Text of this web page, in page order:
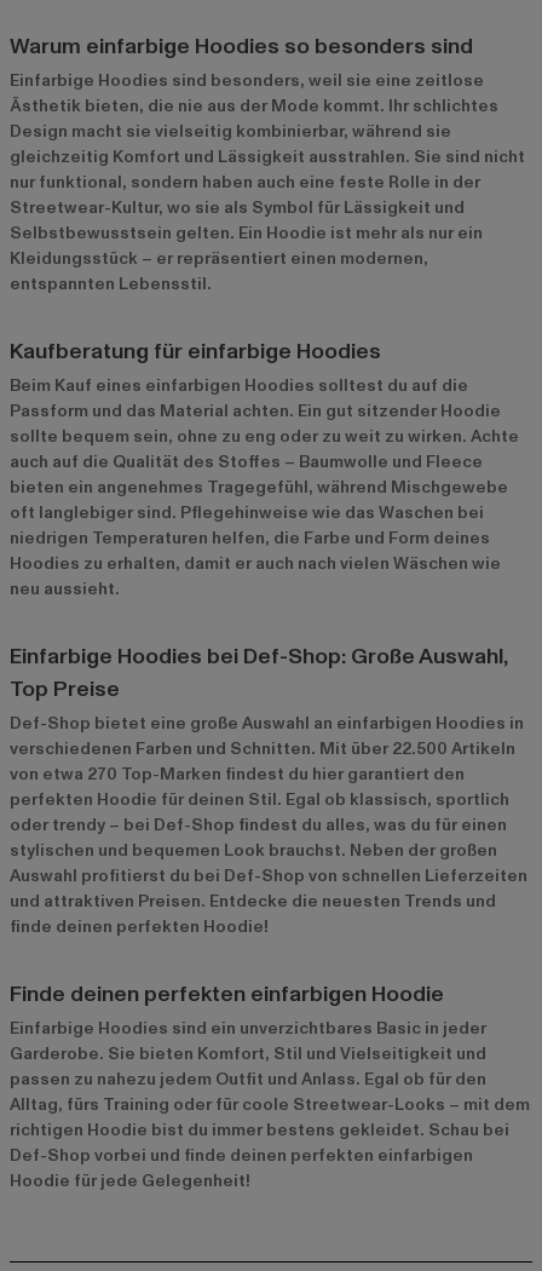
Warum einfarbige Hoodies so besonders sind
Einfarbige Hoodies sind besonders, weil sie eine zeitlose
Ästhetik bieten, die nie aus der Mode kommt. Ihr schlichtes
Design macht sie vielseitig kombinierbar, während sie
gleichzeitig Komfort und Lässigkeit ausstrahlen. Sie sind nicht
nur funktional, sondern haben auch eine feste Rolle in der
Streetwear-Kultur, wo sie als Symbol für Lässigkeit und
Selbstbewusstsein gelten. Ein Hoodie ist mehr als nur ein
Kleidungsstück – er repräsentiert einen modernen,
entspannten Lebensstil.
Kaufberatung für einfarbige Hoodies
Beim Kauf eines einfarbigen Hoodies solltest du auf die
Passform und das Material achten. Ein gut sitzender Hoodie
sollte bequem sein, ohne zu eng oder zu weit zu wirken. Achte
auch auf die Qualität des Stoffes – Baumwolle und Fleece
bieten ein angenehmes Tragegefühl, während Mischgewebe
oft langlebiger sind. Pflegehinweise wie das Waschen bei
niedrigen Temperaturen helfen, die Farbe und Form deines
Hoodies zu erhalten, damit er auch nach vielen Wäschen wie
neu aussieht.
Einfarbige Hoodies bei Def-Shop: Große Auswahl,
Top Preise
Def-Shop bietet eine große Auswahl an einfarbigen Hoodies in
verschiedenen Farben und Schnitten. Mit über 22.500 Artikeln
von etwa 270 Top-Marken findest du hier garantiert den
perfekten Hoodie für deinen Stil. Egal ob klassisch, sportlich
oder trendy – bei Def-Shop findest du alles, was du für einen
stylischen und bequemen Look brauchst. Neben der großen
Auswahl profitierst du bei Def-Shop von schnellen Lieferzeiten
und attraktiven Preisen. Entdecke die neuesten Trends und
finde deinen perfekten Hoodie!
Finde deinen perfekten einfarbigen Hoodie
Einfarbige Hoodies sind ein unverzichtbares Basic in jeder
Garderobe. Sie bieten Komfort, Stil und Vielseitigkeit und
passen zu nahezu jedem Outfit und Anlass. Egal ob für den
Alltag, fürs Training oder für coole Streetwear-Looks – mit dem
richtigen Hoodie bist du immer bestens gekleidet. Schau bei
Def-Shop vorbei und finde deinen perfekten einfarbigen
Hoodie für jede Gelegenheit!